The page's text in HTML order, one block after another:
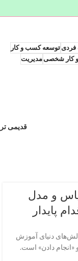
فردی توسعه کسب و کار
کار شخصیمدیریت
قدیمی تر
و مدل
پایدار
دنیای آموزش
دادن» است.